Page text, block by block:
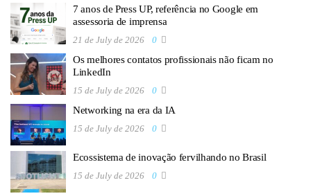
7 anos de Press UP, referência no Google em
assessoria de imprensa
21 de July de 2026 0
Os melhores contatos profissionais não ficam no
LinkedIn
15 de July de 2026 0
Networking na era da IA
15 de July de 2026 0
Ecossistema de inovação fervilhando no Brasil
15 de July de 2026 0